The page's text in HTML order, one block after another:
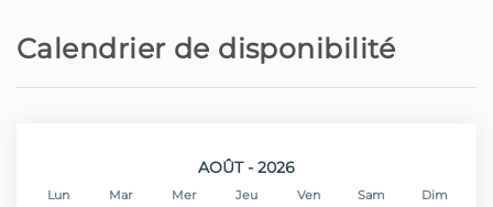
Calendrier de disponibilité
AOÛT - 2026
Lun Mar Mer Jeu Ven Sam Dim